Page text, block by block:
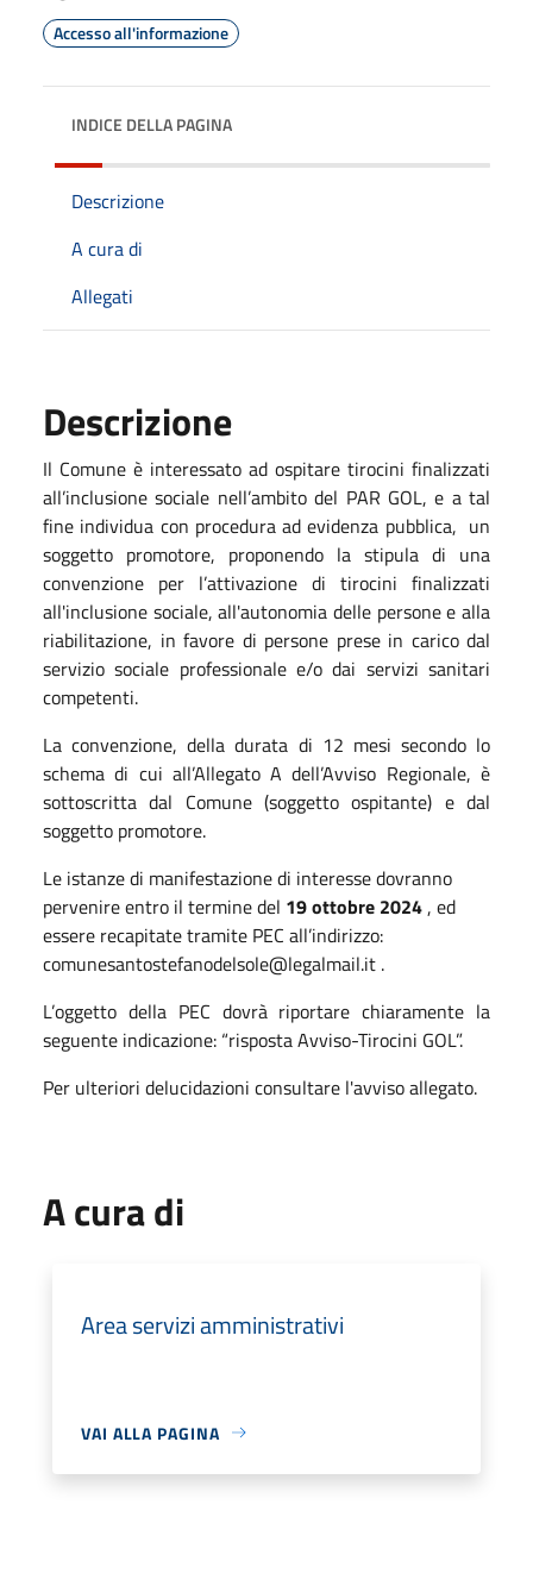
Accesso all'informazione
INDICE DELLA PAGINA
Descrizione
A cura di
Allegati
Descrizione
Il Comune è interessato ad ospitare tirocini finalizzati
all’inclusione sociale nell’ambito del PAR GOL, e a tal
fine individua con procedura ad evidenza pubblica, un
soggetto promotore, proponendo la stipula di una
convenzione per l’attivazione di tirocini finalizzati
all'inclusione sociale, all'autonomia delle persone e alla
riabilitazione, in favore di persone prese in carico dal
servizio sociale professionale e/o dai servizi sanitari
competenti.
La convenzione, della durata di 12 mesi secondo lo
schema di cui all’Allegato A dell’Avviso Regionale, è
sottoscritta dal Comune (soggetto ospitante) e dal
soggetto promotore.
Le istanze di manifestazione di interesse dovranno
pervenire entro il termine del 19 ottobre 2024 , ed
essere recapitate tramite PEC all’indirizzo:
comunesantostefanodelsole@legalmail.it .
L’oggetto della PEC dovrà riportare chiaramente la
seguente indicazione: “risposta Avviso-Tirocini GOL”.
Per ulteriori delucidazioni consultare l'avviso allegato.
A cura di
Area servizi amministrativi
VAI ALLA PAGINA